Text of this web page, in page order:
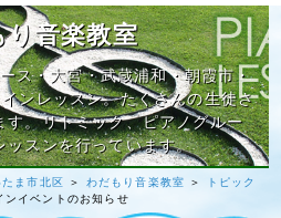
り音楽教室
ス・大宮・武蔵浦和・朝霞市・
ンレッスン。たくさんの生徒さ
す。リトミック、ピアノグルー
ッスンを行っています。
たま市北区 ＞ わだもり音楽教室 ＞
トピック
ンイベントのお知らせ